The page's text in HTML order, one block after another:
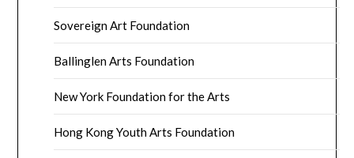
Sovereign Art Foundation
Ballinglen Arts Foundation
New York Foundation for the Arts
Hong Kong Youth Arts Foundation